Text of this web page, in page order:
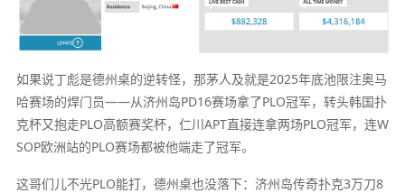
如果说丁彪是德州桌的逆转怪，那茅人及就是2025年底池限注奥马
哈赛场的焊门员——从济州岛PD16赛场拿了PLO冠军，转头韩国扑
克杯又抱走PLO高额赛奖杯，仁川APT直接连拿两场PLO冠军，连W
SOP欧洲站的PLO赛场都被他端走了冠军。
这哥们儿不光PLO能打，德州桌也没落下：济州岛传奇扑克3万刀8